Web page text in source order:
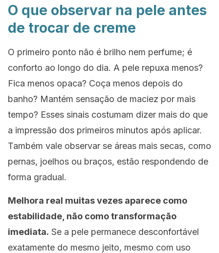
O que observar na pele antes
de trocar de creme
O primeiro ponto não é brilho nem perfume; é
conforto ao longo do dia. A pele repuxa menos?
Fica menos opaca? Coça menos depois do
banho? Mantém sensação de maciez por mais
tempo? Esses sinais costumam dizer mais do que
a impressão dos primeiros minutos após aplicar.
Também vale observar se áreas mais secas, como
pernas, joelhos ou braços, estão respondendo de
forma gradual.
Melhora real muitas vezes aparece como
estabilidade, não como transformação
imediata. Se a pele permanece desconfortável
exatamente do mesmo jeito, mesmo com uso